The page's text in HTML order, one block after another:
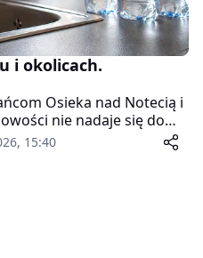
i okolicach.
Osieka nad Notecią i
nie nadaje się do
obecność bakterii z grupy
zakaz
15:40